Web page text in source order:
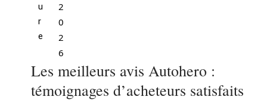
u
r
e
2
0
2
6
Les meilleurs avis Autohero :
témoignages d’acheteurs satisfaits